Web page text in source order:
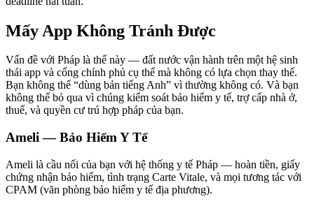
Mấy App Không Tránh Được
Vấn đề với Pháp là thế này — đất nước vận hành trên một hệ sinh
thái app và cổng chính phủ cụ thể mà không có lựa chọn thay thế.
Bạn không thể “dùng bản tiếng Anh” vì thường không có. Và bạn
không thể bỏ qua vì chúng kiểm soát bảo hiểm y tế, trợ cấp nhà ở,
thuế, và quyền cư trú hợp pháp của bạn.
Ameli — Bảo Hiểm Y Tế
Ameli là cầu nối của bạn với hệ thống y tế Pháp — hoàn tiền, giấy
chứng nhận bảo hiểm, tình trạng Carte Vitale, và mọi tương tác với
CPAM (văn phòng bảo hiểm y tế địa phương).